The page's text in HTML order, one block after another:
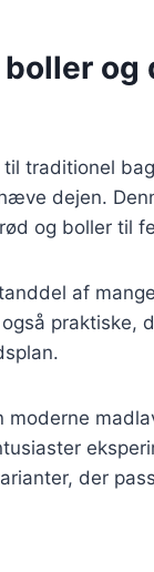
og
traditionel
dejen.
og boller til
af
praktiske,
der